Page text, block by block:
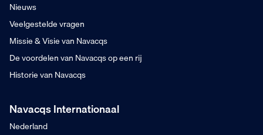
Nieuws
Veelgestelde vragen
Missie & Visie van Navacqs
De voordelen van Navacqs op een rij
Historie van Navacqs
Navacqs Internationaal
Nederland